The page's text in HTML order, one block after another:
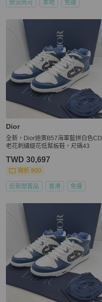
狀況尚可 本地 免運
Dior
全新，Dior迪奧B57海軍藍拼白色CD
老花刺繡緹花低幫板鞋，尺碼43
TWD 30,697
現折 800
近新閒置品 香港 免運